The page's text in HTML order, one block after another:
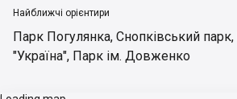
Найближчі орієнтири
Парк Погулянка, Снопківський парк,
"Україна", Парк ім. Довженко